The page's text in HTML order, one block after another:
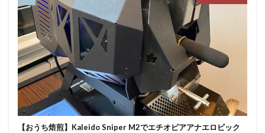
【おうち焙煎】Kaleido Sniper M2でエチオピアアナエロビック